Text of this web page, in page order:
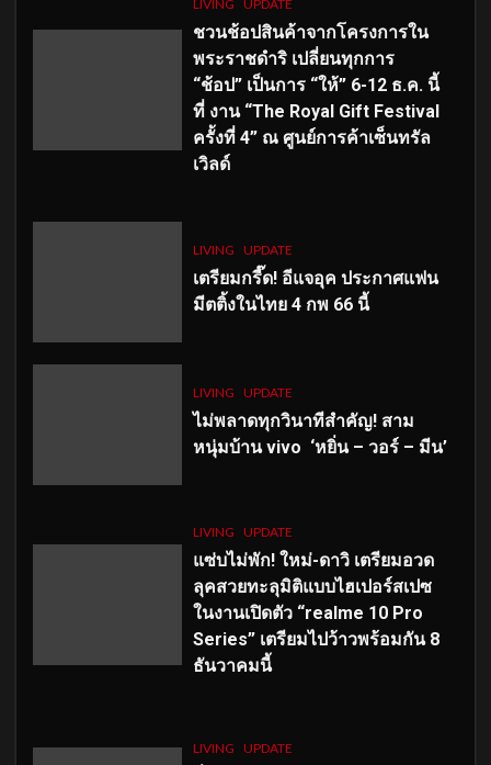
LIVING UPDATE
ชวนช้อปสินค้าจากโครงการใน
พระราชดำริ เปลี่ยนทุกการ
“ช้อป” เป็นการ “ให้” 6-12 ธ.ค. นี้
ที่ งาน “The Royal Gift Festival
ครั้งที่ 4” ณ ศูนย์การค้าเซ็นทรัล
เวิลด์
LIVING UPDATE
เตรียมกรี๊ด! อีแจอุค ประกาศแฟน
มีตติ้งในไทย 4 กพ 66 นี้
LIVING UPDATE
ไม่พลาดทุกวินาทีสำคัญ! สาม
หนุ่มบ้าน vivo ‘หยิ่น – วอร์ – มีน’
LIVING UPDATE
แซ่บไม่พัก! ใหม่-ดาวิ เตรียมอวด
ลุคสวยทะลุมิติแบบไฮเปอร์สเปซ
ในงานเปิดตัว “realme 10 Pro
Series” เตรียมไปว้าวพร้อมกัน 8
ธันวาคมนี้
LIVING UPDATE